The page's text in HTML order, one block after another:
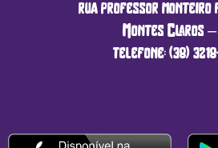
rua professor monteiro
Montes Claros –
telefone: (38)